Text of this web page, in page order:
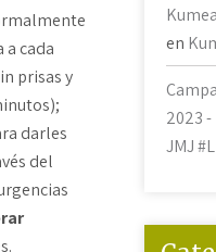
cada
prisas y
darles
del
en
2023
JMJ